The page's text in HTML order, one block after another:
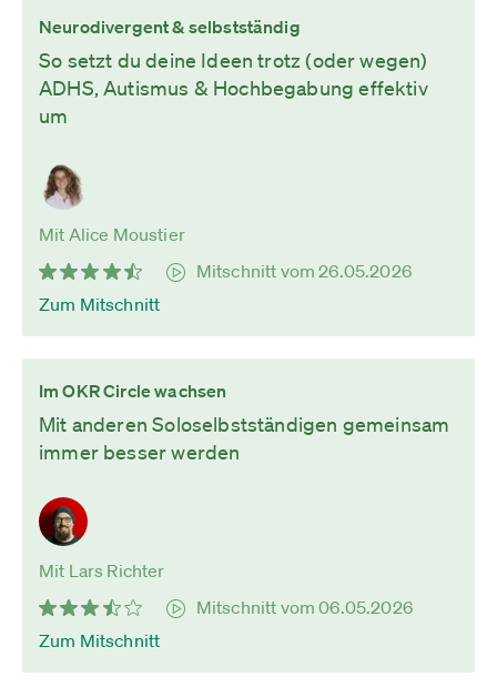
Neurodivergent & selbstständig
So setzt du deine Ideen trotz (oder wegen)
ADHS, Autismus & Hochbegabung effektiv
um
Mit Alice Moustier
Mitschnitt vom 26.05.2026
Zum Mitschnitt
Im OKR Circle wachsen
Mit anderen Soloselbstständigen gemeinsam
immer besser werden
Mit Lars Richter
Mitschnitt vom 06.05.2026
Zum Mitschnitt